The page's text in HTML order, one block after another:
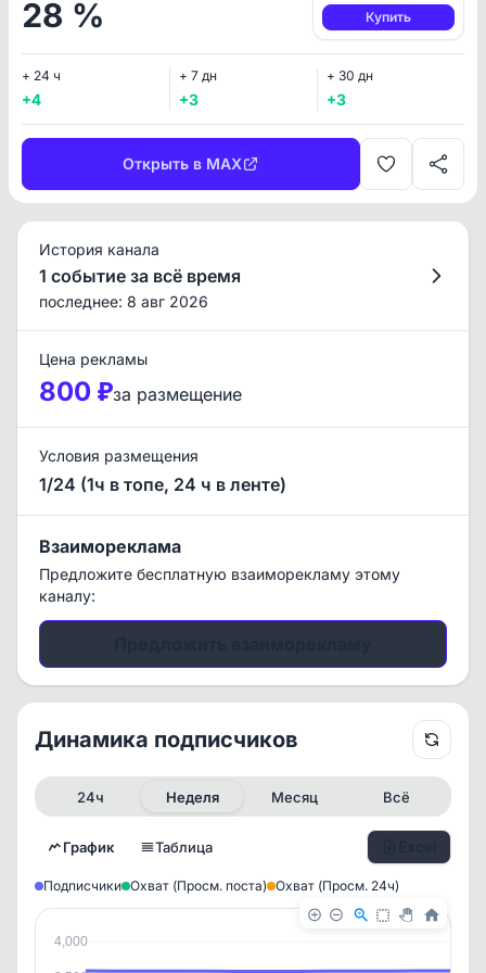
28 % Купить
+ 24 ч
+4
+ 7 дн
+3
+ 30 дн
+3
Открыть в MAX
История канала
1 событие за всё время
последнее: 8 авг 2026
Цена рекламы
800 ₽за размещение
Условия размещения
1/24 (1ч в топе, 24 ч в ленте)
Взаимореклама
Предложите бесплатную взаиморекламу этому
каналу:
Динамика подписчиков
24ч Неделя Месяц Всё
График Таблица
Подписчики Охват (Просм. поста) Охват (Просм. 24ч)
4,000